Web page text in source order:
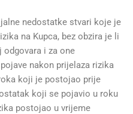
nedostatke stvari koje je
na Kupca, bez obzira je li
i za one
nakon prijelaza rizika
koji je postojao prije
koji se pojavio u roku
postojao u vrijeme